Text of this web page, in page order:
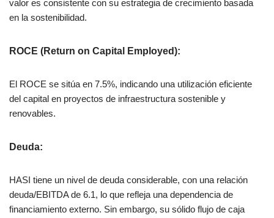
valor es consistente con su estrategia de crecimiento basada
en la sostenibilidad.
ROCE (Return on Capital Employed):
El ROCE se sitúa en 7.5%, indicando una utilización eficiente
del capital en proyectos de infraestructura sostenible y
renovables.
Deuda:
HASI tiene un nivel de deuda considerable, con una relación
deuda/EBITDA de 6.1, lo que refleja una dependencia de
financiamiento externo. Sin embargo, su sólido flujo de caja